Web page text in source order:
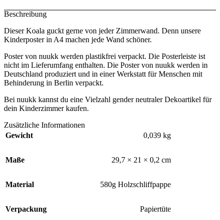
Beschreibung
Dieser Koala guckt gerne von jeder Zimmerwand. Denn unsere
Kinderposter in A4 machen jede Wand schöner.
Poster von nuukk werden plastikfrei verpackt. Die Posterleiste ist
nicht im Lieferumfang enthalten. Die Poster von nuukk werden in
Deutschland produziert und in einer Werkstatt für Menschen mit
Behinderung in Berlin verpackt.
Bei nuukk kannst du eine Vielzahl gender neutraler Dekoartikel für
dein Kinderzimmer kaufen.
Zusätzliche Informationen
Gewicht
0,039 kg
Maße 29,7 × 21 × 0,2 cm
Material 580g Holzschliffpappe
Verpackung Papiertüte